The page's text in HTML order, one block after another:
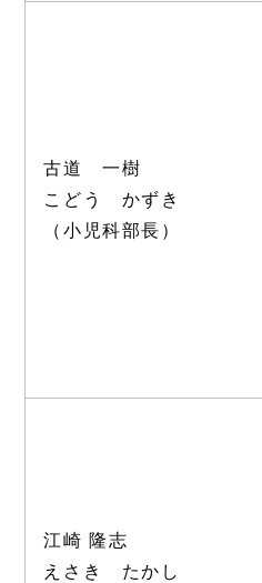
古道 一樹
こどう かずき
（小児科部長）
江崎 隆志
えさき たかし